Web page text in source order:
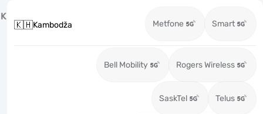
K
🇰🇭Kambodža Metfone Smart
Bell Mobility Rogers Wireless
SaskTel Telus